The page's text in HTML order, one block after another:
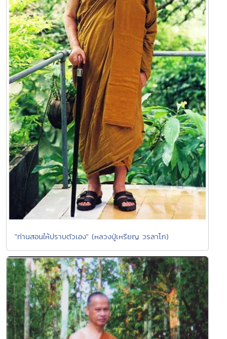
"ท่านสอนให้ปราบตัวเอง" (หลวงปู่เหรียญ วรลาโภ)